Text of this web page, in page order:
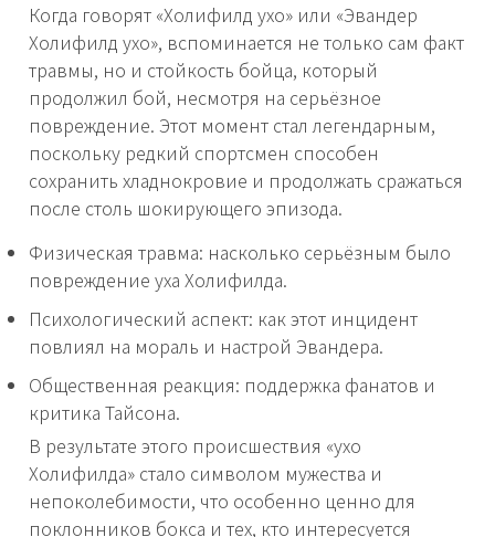
Когда говорят «Холифилд ухо» или «Эвандер
Холифилд ухо», вспоминается не только сам факт
травмы, но и стойкость бойца, который
продолжил бой, несмотря на серьёзное
повреждение. Этот момент стал легендарным,
поскольку редкий спортсмен способен
сохранить хладнокровие и продолжать сражаться
после столь шокирующего эпизода.
Физическая травма: насколько серьёзным было
повреждение уха Холифилда.
Психологический аспект: как этот инцидент
повлиял на мораль и настрой Эвандера.
Общественная реакция: поддержка фанатов и
критика Тайсона.
В результате этого происшествия «ухо
Холифилда» стало символом мужества и
непоколебимости, что особенно ценно для
поклонников бокса и тех, кто интересуется